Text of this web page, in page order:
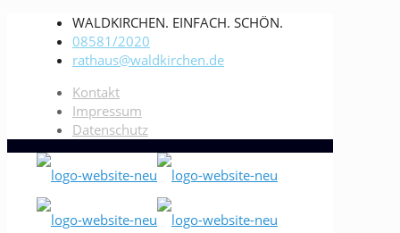
WALDKIRCHEN. EINFACH. SCHÖN.
08581/2020
rathaus@waldkirchen.de
Kontakt
Impressum
Datenschutz